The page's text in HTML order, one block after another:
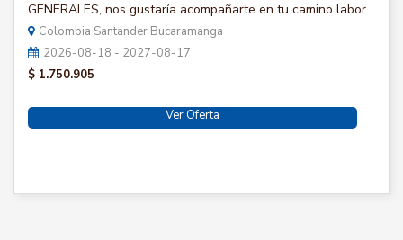
GENERALES, nos gustaría acompañarte en tu camino labor...
Colombia Santander Bucaramanga
2026-08-18 - 2027-08-17
$ 1.750.905
Ver Oferta